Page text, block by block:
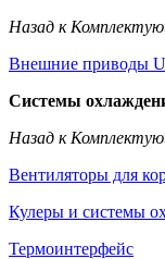
Назад к
Внешние приводы
Системы
Назад к
Вентиляторы для
Кулеры и системы
Термоинтерфейс